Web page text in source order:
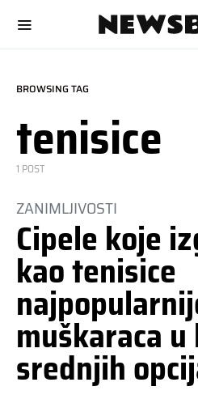
BROWSING TAG
tenisice
1 POST
ZANIMLJIVOSTI
Cipele koje
kao tenisice
muškaraca
srednjih